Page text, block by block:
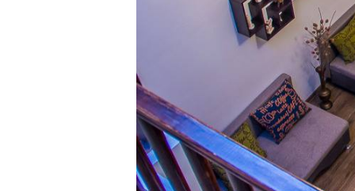
ПРОЖИВАНИЕ
Горячие предложения